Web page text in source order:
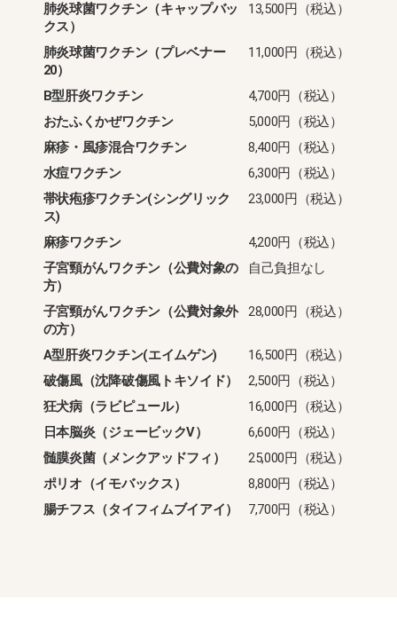
肺炎球菌ワクチン（キャップバッ
クス）
13,500円（税込）
肺炎球菌ワクチン（プレベナー
20）
11,000円（税込）
B型肝炎ワクチン
4,700円（税込）
おたふくかぜワクチン
5,000円（税込）
麻疹・風疹混合ワクチン
8,400円（税込）
水痘ワクチン
6,300円（税込）
帯状疱疹ワクチン(シングリック
ス)
23,000円（税込）
麻疹ワクチン
4,200円（税込）
子宮頸がんワクチン（公費対象の
方）
自己負担なし
子宮頸がんワクチン（公費対象外
の方）
28,000円（税込）
A型肝炎ワクチン(エイムゲン)
16,500円（税込）
破傷風（沈降破傷風トキソイド）
2,500円（税込）
狂犬病（ラビピュール）
16,000円（税込）
日本脳炎（ジェービックV）
6,600円（税込）
髄膜炎菌（メンクアッドフィ）
25,000円（税込）
ポリオ（イモバックス）
8,800円（税込）
腸チフス（タイフィムブイアイ）
7,700円（税込）